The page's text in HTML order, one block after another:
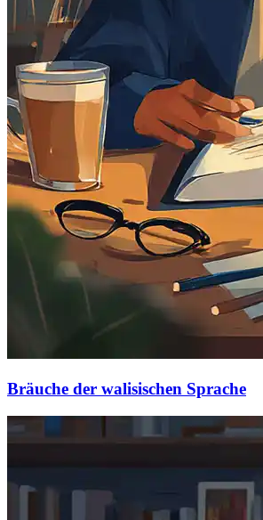
Bräuche der walisischen Sprache